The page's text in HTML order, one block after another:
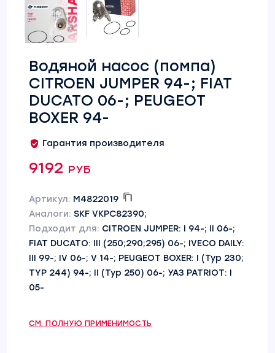
Водяной насос (помпа)
CITROEN JUMPER 94-; FIAT
DUCATO 06-; PEUGEOT
BOXER 94-
Гарантия производителя
9192 руб
Артикул: M4822019
Аналоги: SKF VKPC82390;
Подходит для: CITROEN JUMPER: I 94-; II 06-;
FIAT DUCATO: III (250;290;295) 06-; IVECO DAILY:
III 99-; IV 06-; V 14-; PEUGEOT BOXER: I (Typ 230;
TYP 244) 94-; II (Typ 250) 06-; УАЗ PATRIOT: I
05-
СМ. ПОЛНУЮ ПРИМЕНИМОСТЬ